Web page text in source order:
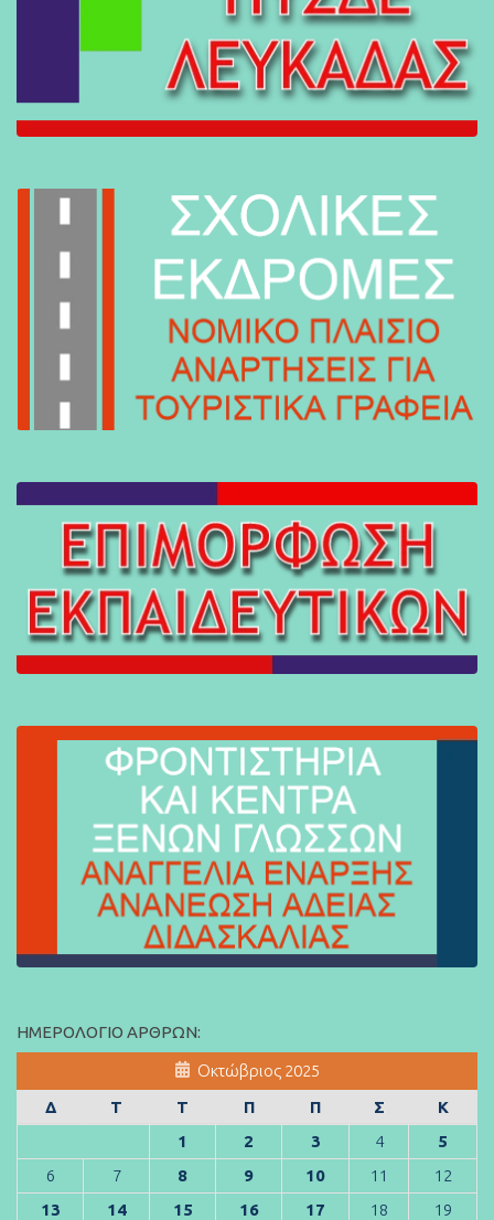
ΗΜΕΡΟΛΌΓΙΟ ΆΡΘΡΩΝ:
Οκτώβριος 2025
Δ
Τ Τ Π Π Σ
Κ
1
2 3 4
5
6
7 8 9 10 11
12
13
14 15 16 17 18 19